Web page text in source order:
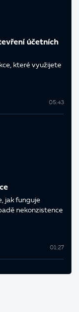
účetních
které využijete
05:43
jak funguje
nekonzistence
01:27